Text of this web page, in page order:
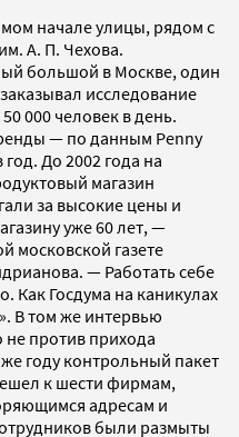
начале улицы, рядом с
А. П. Чехова.
большой в Москве, один
исследование
000 человек в день.
— по данным Penny
год. До 2002 года на
магазин
за высокие цены и
уже 60 лет, —
московской газете
— Работать себе
Как Госдума на каникулах
В том же интервью
не против прихода
году контрольный пакет
к шести фирмам,
адресам и
были размыты